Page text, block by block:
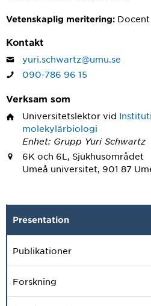
Vetenskaplig meritering: Docent
Kontakt
yuri.schwartz@umu.se
090-786 96 15
Verksam som
Universitetslektor vid
molekylärbiologi
Enhet: Grupp Yuri Schwartz
6K och 6L, Sjukhusområdet
Umeå universitet, 901 87
Presentation
Publikationer
Forskning